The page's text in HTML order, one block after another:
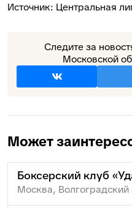
Источник: Центральная
Следите за
Московской
Может
Боксерский клуб
Москва, Волгоградский